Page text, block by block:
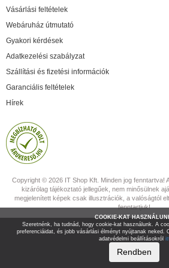
Vásárlási feltételek
Webáruház útmutató
Gyakori kérdések
Adatkezelési szabályzat
Szállítási és fizetési információk
Garanciális feltételek
Hírek
Copyright © 2026 IT Shop Kft. Minden jog fenntartva!
kizárólag tájékoztató jellegűek, nem minősülnek
megjelenített képek csak illusztrációk, a valóságtól
fenntartjuk!
COOKIE-KAT
Szeretnénk, ha tudnád, hogy cookie-kat használunk. A
preferenciáidat, és jobb vásárlási élményt nyújtanak neked.
adatvédelmi beállításokról
Rendben